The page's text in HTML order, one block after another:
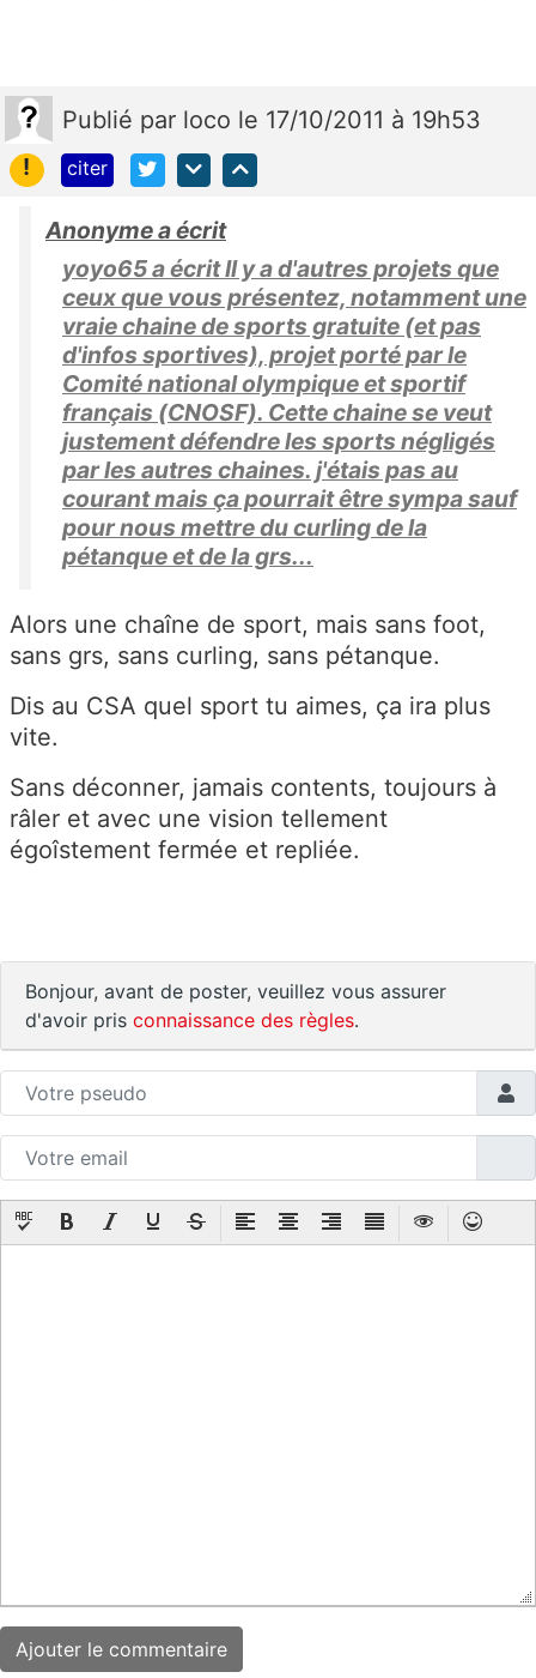
Publié par loco le 17/10/2011 à 19h53
!
citer
Anonyme a écrit
yoyo65 a écrit Il y a d'autres projets que
ceux que vous présentez, notamment une
vraie chaine de sports gratuite (et pas
d'infos sportives), projet porté par le
Comité national olympique et sportif
français (CNOSF). Cette chaine se veut
justement défendre les sports négligés
par les autres chaines. j'étais pas au
courant mais ça pourrait être sympa sauf
pour nous mettre du curling de la
pétanque et de la grs...
Alors une chaîne de sport, mais sans foot,
sans grs, sans curling, sans pétanque.
Dis au CSA quel sport tu aimes, ça ira plus
vite.
Sans déconner, jamais contents, toujours à
râler et avec une vision tellement
égoîstement fermée et repliée.
Bonjour, avant de poster, veuillez vous assurer
d'avoir pris connaissance des règles.